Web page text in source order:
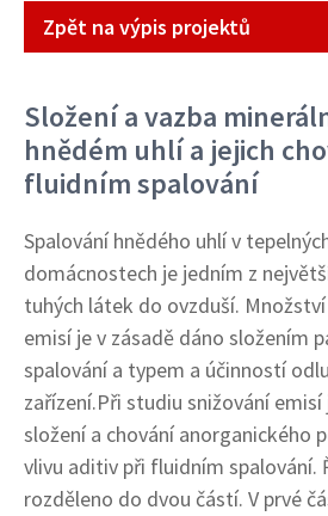
Projekt
Zpět na výpis projektů
Složení a vazba
hnědém uhlí a jejich
fluidním spalování
Spalování hnědého uhlí v
domácnostech je jedním z
tuhých látek do ovzduší.
emisí je v zásadě dáno složením
spalování a typem a účinností
zařízení.Při studiu snižování
složení a chování anorganického
vlivu aditiv při fluidním spalování.
rozděleno do dvou částí. V prvé